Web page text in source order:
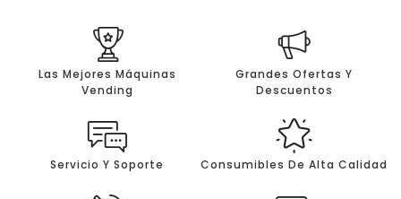
Las Mejores Máquinas
Vending
Grandes Ofertas Y
Descuentos
Servicio Y Soporte Consumibles De Alta Calidad